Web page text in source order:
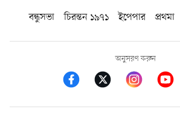
বন্ধুসভা
চিরন্তন ১৯৭১ ইপেপার প্রথমা
অনুসরণ করুন